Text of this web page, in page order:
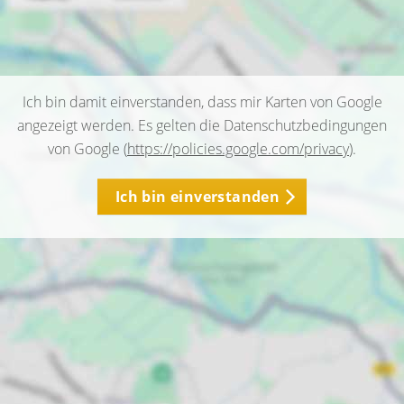
Ich bin damit einverstanden, dass mir Karten von Google
angezeigt werden. Es gelten die Datenschutzbedingungen
von Google (https://policies.google.com/privacy).
Ich bin einverstanden